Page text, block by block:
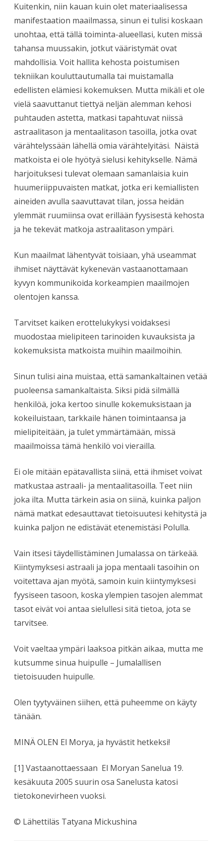
Kuitenkin, niin kauan kuin olet materiaalisessa
manifestaation maailmassa, sinun ei tulisi koskaan
unohtaa, että tällä toiminta-alueellasi, kuten missä
tahansa muussakin, jotkut vääristymät ovat
mahdollisia. Voit hallita kehosta poistumisen
tekniikan kouluttautumalla tai muistamalla
edellisten elämiesi kokemuksen. Mutta mikäli et ole
vielä saavuttanut tiettyä neljän alemman kehosi
puhtauden astetta, matkasi tapahtuvat niissä
astraalitason ja mentaalitason tasoilla, jotka ovat
värähtelyssään lähellä omia värähtelyitäsi. Näistä
matkoista ei ole hyötyä sielusi kehitykselle. Nämä
harjoituksesi tulevat olemaan samanlaisia kuin
huumeriippuvaisten matkat, jotka eri kemiallisten
aineiden avulla saavuttavat tilan, jossa heidän
ylemmät ruumiinsa ovat erillään fyysisestä kehosta
ja he tekevät matkoja astraalitason ympäri.
Kun maailmat lähentyvät toisiaan, yhä useammat
ihmiset näyttävät kykenevän vastaanottamaan
kyvyn kommunikoida korkeampien maailmojen
olentojen kanssa.
Tarvitset kaiken erottelukykysi voidaksesi
muodostaa mielipiteen tarinoiden kuvauksista ja
kokemuksista matkoista muihin maailmoihin.
Sinun tulisi aina muistaa, että samankaltainen vetää
puoleensa samankaltaista. Siksi pidä silmällä
henkilöä, joka kertoo sinulle kokemuksistaan ja
kokeiluistaan, tarkkaile hänen toimintaansa ja
mielipiteitään, ja tulet ymmärtämään, missä
maailmoissa tämä henkilö voi vierailla.
Ei ole mitään epätavallista siinä, että ihmiset voivat
matkustaa astraali- ja mentaalitasoilla. Teet niin
joka ilta. Mutta tärkein asia on siinä, kuinka paljon
nämä matkat edesauttavat tietoisuutesi kehitystä ja
kuinka paljon ne edistävät etenemistäsi Polulla.
Vain itsesi täydellistäminen Jumalassa on tärkeää.
Kiintymyksesi astraali ja jopa mentaali tasoihin on
voitettava ajan myötä, samoin kuin kiintymyksesi
fyysiseen tasoon, koska ylempien tasojen alemmat
tasot eivät voi antaa sielullesi sitä tietoa, jota se
tarvitsee.
Voit vaeltaa ympäri laaksoa pitkän aikaa, mutta me
kutsumme sinua huipulle – Jumalallisen
tietoisuuden huipulle.
Olen tyytyväinen siihen, että puheemme on käyty
tänään.
MINÄ OLEN El Morya, ja hyvästit hetkeksi!
[1] Vastaanottaessaan El Moryan Sanelua 19.
kesäkuuta 2005 suurin osa Sanelusta katosi
tietokonevirheen vuoksi.
© Lähettiläs Tatyana Mickushina